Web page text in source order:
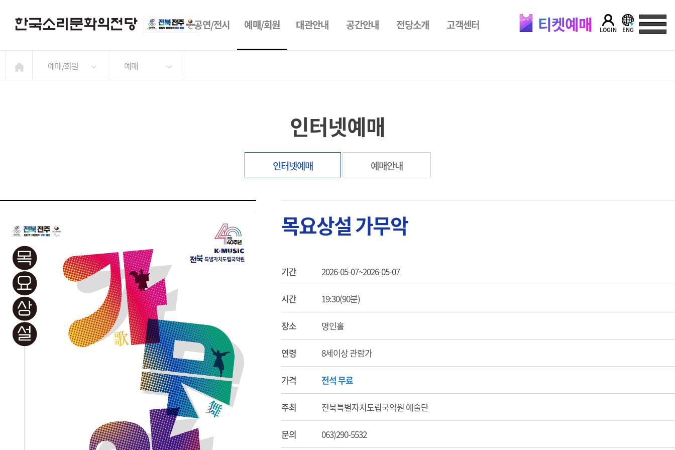
공연/전시 예매/회원 대관안내 공간안내 전당소개 고객센터 티켓예매 LOGIN ENG
예매/회원 예매
인터넷예매
인터넷예매 예매안내
목요상설 가무악
기간 2026-05-07~2026-05-07
시간 19:30(90분)
장소 명인홀
연령 8세이상 관람가
가격 전석 무료
주최 전북특별자치도립국악원 예술단
문의 063)290-5532